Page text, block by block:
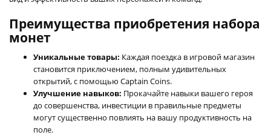
Преимущества приобретения набора
монет
Уникальные товары: Каждая поездка в игровой магазин
становится приключением, полным удивительных
открытий, с помощью Captain Coins.
Улучшение навыков: Прокачайте навыки вашего героя
до совершенства, инвестиции в правильные предметы
могут существенно повлиять на вашу продуктивность на
поле.